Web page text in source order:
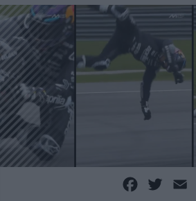
Facebook
Twitter